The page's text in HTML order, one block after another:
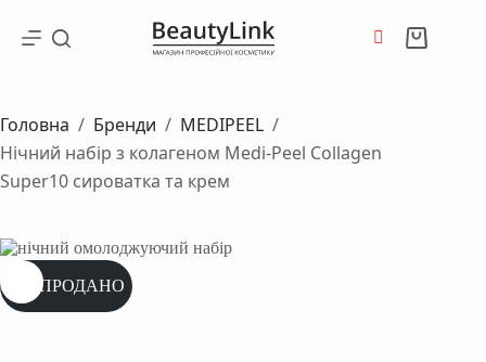
вмісту
Кошик
Головна / Бренди / MEDIPEEL /
Нічний набір з колагеном Medi-Peel Collagen
Super10 сироватка та крем
РОЗПРОДАНО